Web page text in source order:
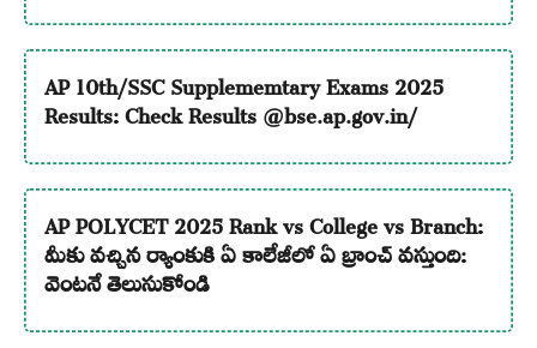
AP 10th/SSC Supplememtary Exams 2025
Results: Check Results @bse.ap.gov.in/
AP POLYCET 2025 Rank vs College vs Branch:
మీకు వచ్చిన ర్యాంకుకి ఏ కాలేజీలో ఏ బ్రాంచ్ వస్తుంది:
వెంటనే తెలుసుకోండి